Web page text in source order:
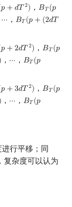
𝑝 +𝑑𝑇 2)
+dT2) ， 𝐵𝑇 (𝑝
BT(p+
⋯
⋯ ， 𝐵𝑇(𝑝 + (2𝑑𝑇
BT(p+(2 dT−1)
𝑝 +2𝑑𝑇 2)
+ 2dT2) ， 𝐵𝑇 (𝑝
BT(p+
， ⋯
⋯ ， 𝐵𝑇(𝑝
BT(p+
𝑝 +3𝑑𝑇 2)
+ 3dT2) ， 𝐵𝑇 (𝑝
BT(p+
， ⋯
⋯ ， 𝐵𝑇(𝑝
BT(p+
行平移；同
复杂度可以认为